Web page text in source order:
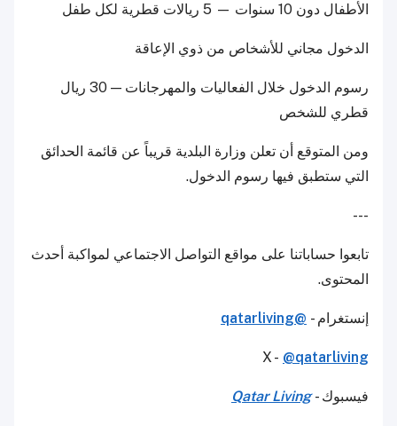
الأطفال دون 10 سنوات — 5 ريالات قطرية لكل طفل
الدخول مجاني للأشخاص من ذوي الإعاقة
رسوم الدخول خلال الفعاليات والمهرجانات — 30 ريال
قطري للشخص
ومن المتوقع أن تعلن وزارة البلدية قريباً عن قائمة الحدائق
التي ستطبق فيها رسوم الدخول.
---
تابعوا حساباتنا على مواقع التواصل الاجتماعي لمواكبة أحدث
المحتوى.
إنستغرام - @qatarliving
X - @qatarliving
فيسبوك -Qatar Living